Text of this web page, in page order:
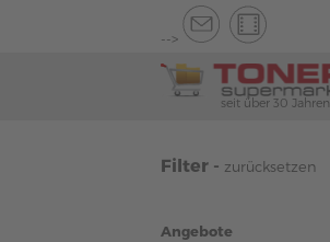
-->
seit über 30 Jahren
Filter - zurücksetzen
Angebote